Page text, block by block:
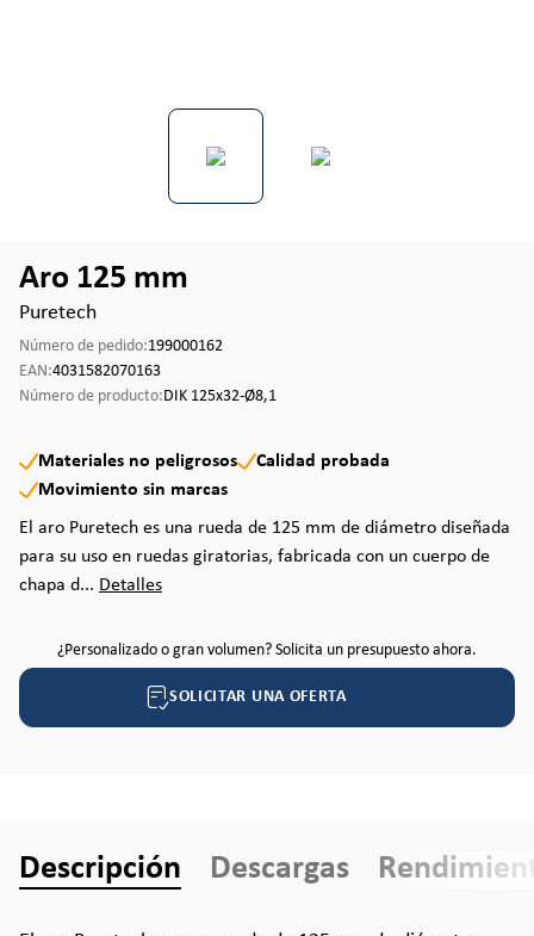
Aro 125 mm
Puretech
Número de pedido:199000162
EAN:4031582070163
Número de producto:DIK 125x32-Ø8,1
Materiales no peligrosos
Calidad probada
Movimiento sin marcas
El aro Puretech es una rueda de 125 mm de diámetro diseñada
para su uso en ruedas giratorias, fabricada con un cuerpo de
chapa d... Detalles
¿Personalizado o gran volumen? Solicita un presupuesto ahora.
SOLICITAR UNA OFERTA
Descripción Descargas